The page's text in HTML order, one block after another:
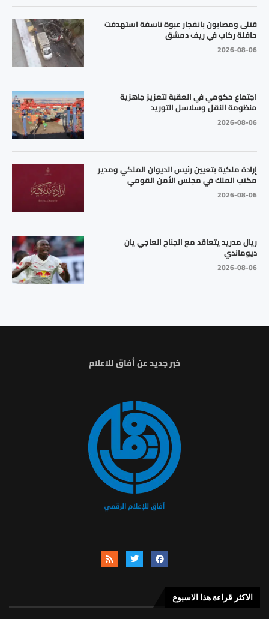
قتلى ومصابون بانفجار عبوة ناسفة استهدفت
حافلة ركاب في ريف دمشق
2026-08-06
اجتماع حكومي في العقبة لتعزيز جاهزية
منظومة النقل وسلاسل التوريد
2026-08-06
إرادة ملكية بتعيين رئيس الديوان الملكي ومدير
مكتب الملك في مجلس الأمن القومي
2026-08-06
ريال مدريد يتعاقد مع الجناح العاجي يان
ديوماندي
2026-08-06
خبر جديد عن أفاق للاعلام
الاكثر قراءة هذا الاسبوع